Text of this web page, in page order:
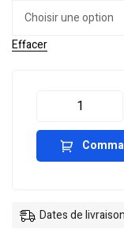
Effacer
Dates de